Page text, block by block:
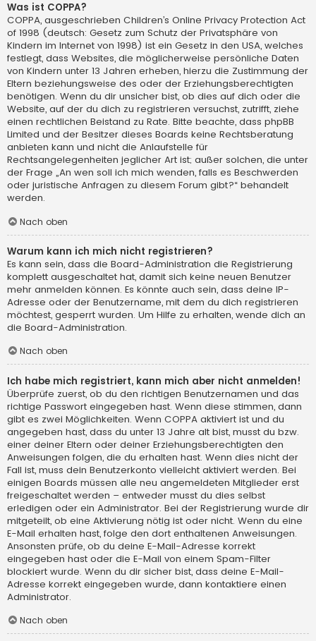
Was ist COPPA?
COPPA, ausgeschrieben Children’s Online Privacy Protection Act
of 1998 (deutsch: Gesetz zum Schutz der Privatsphäre von
Kindern im Internet von 1998) ist ein Gesetz in den USA, welches
festlegt, dass Websites, die möglicherweise persönliche Daten
von Kindern unter 13 Jahren erheben, hierzu die Zustimmung der
Eltern beziehungsweise des oder der Erziehungsberechtigten
benötigen. Wenn du dir unsicher bist, ob dies auf dich oder die
Website, auf der du dich zu registrieren versuchst, zutrifft, ziehe
einen rechtlichen Beistand zu Rate. Bitte beachte, dass phpBB
Limited und der Besitzer dieses Boards keine Rechtsberatung
anbieten kann und nicht die Anlaufstelle für
Rechtsangelegenheiten jeglicher Art ist; außer solchen, die unter
der Frage „An wen soll ich mich wenden, falls es Beschwerden
oder juristische Anfragen zu diesem Forum gibt?“ behandelt
werden.
Nach oben
Warum kann ich mich nicht registrieren?
Es kann sein, dass die Board-Administration die Registrierung
komplett ausgeschaltet hat, damit sich keine neuen Benutzer
mehr anmelden können. Es könnte auch sein, dass deine IP-
Adresse oder der Benutzername, mit dem du dich registrieren
möchtest, gesperrt wurden. Um Hilfe zu erhalten, wende dich an
die Board-Administration.
Nach oben
Ich habe mich registriert, kann mich aber nicht anmelden!
Überprüfe zuerst, ob du den richtigen Benutzernamen und das
richtige Passwort eingegeben hast. Wenn diese stimmen, dann
gibt es zwei Möglichkeiten. Wenn COPPA aktiviert ist und du
angegeben hast, dass du unter 13 Jahre alt bist, musst du bzw.
einer deiner Eltern oder deiner Erziehungsberechtigten den
Anweisungen folgen, die du erhalten hast. Wenn dies nicht der
Fall ist, muss dein Benutzerkonto vielleicht aktiviert werden. Bei
einigen Boards müssen alle neu angemeldeten Mitglieder erst
freigeschaltet werden – entweder musst du dies selbst
erledigen oder ein Administrator. Bei der Registrierung wurde dir
mitgeteilt, ob eine Aktivierung nötig ist oder nicht. Wenn du eine
E-Mail erhalten hast, folge den dort enthaltenen Anweisungen.
Ansonsten prüfe, ob du deine E-Mail-Adresse korrekt
eingegeben hast oder die E-Mail von einem Spam-Filter
blockiert wurde. Wenn du dir sicher bist, dass deine E-Mail-
Adresse korrekt eingegeben wurde, dann kontaktiere einen
Administrator.
Nach oben